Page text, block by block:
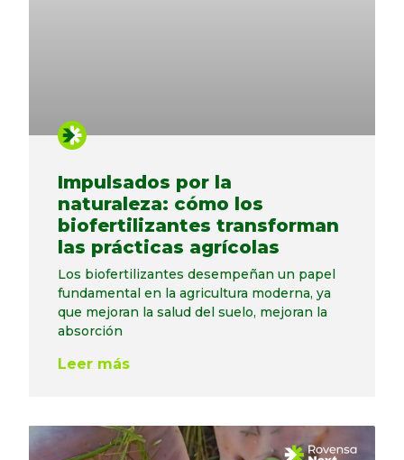
Impulsados ​​por la
naturaleza: cómo los
biofertilizantes transforman
las prácticas agrícolas
Los biofertilizantes desempeñan un papel
fundamental en la agricultura moderna, ya
que mejoran la salud del suelo, mejoran la
absorción
Leer más